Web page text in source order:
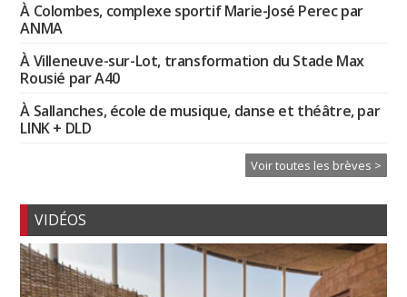
À Colombes, complexe sportif Marie-José Perec par
ANMA
À Villeneuve-sur-Lot, transformation du Stade Max
Rousié par A40
À Sallanches, école de musique, danse et théâtre, par
LINK + DLD
Voir toutes les brèves >
VIDÉOS